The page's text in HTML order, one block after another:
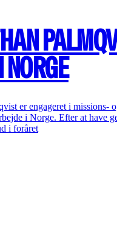
er engageret i missions-
i Norge. Efter at have
i foråret